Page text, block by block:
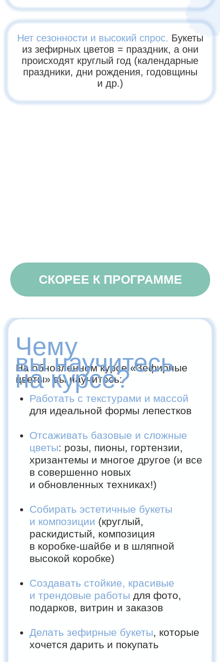
Вы откроете для
зефирной массы с 0 для работы
Рецептуру приготовления массы
на разных основах
Навыккрасивойотсадки
лепестков и букетов
Основы колористики и сборки
гармоничных композиций
Упаковку и оформление
букетов так,
с первого взгляда
хризантемы и многое другое (и все
в совершенно новых
Собирать эстетичные букеты
и композиции(круглый,
раскидистый, композиция
в коробке-шайбе и в шляпной
Создавать стойкие, красивые
А какие
композиции и
цветочки вас
ждут, ааах!
Загляденье